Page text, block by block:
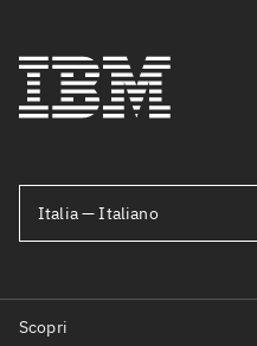
Italia — Italiano